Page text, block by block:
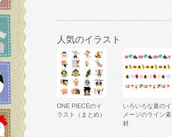
人気のイラスト
ONE PIECEのイ
ラスト（まとめ）
いろいろな夏のイ
メージのライン素
材